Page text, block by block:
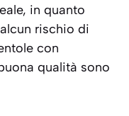
in quanto
rischio di
con
qualità sono